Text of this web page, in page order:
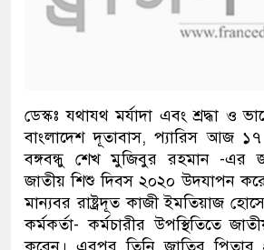
ডেস্কঃ যথাযথ মর্যাদা এবং শ্রদ্ধা ও
বাংলাদেশ দূতাবাস, প্যারিস আজ ১৭
বঙ্গবন্ধু শেখ মুজিবুর রহমান -এর
জাতীয় শিশু দিবস ২০২০ উদযাপন
মান্যবর রাষ্ট্রদূত কাজী ইমতিয়াজ
কর্মকর্তা- কর্মচারীর উপস্থিতিতে